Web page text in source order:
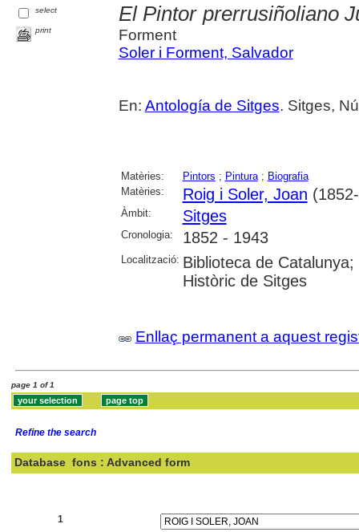
select
print
El Pintor prerrusiñoliano
Forment
Soler i Forment, Salvador
En: Antología de Sitges. Sitges,
Matèries: Pintors ; Pintura; Biografia
Matèries:
Roig i Soler, Joan
Àmbit: Sitges
Cronologia: 1852 - 1943
Localització: Biblioteca de
Històric de Sitges
Enllaç permanent a aquest
page 1 of 1
Refine the search
Database fons : Advanced form
1